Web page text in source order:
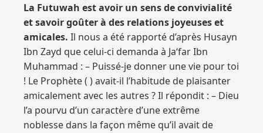
La Futuwah est avoir un sens de convivialité
et savoir goûter à des relations joyeuses et
amicales. Il nous a été rapporté d’après Husayn
Ibn Zayd que celui-ci demanda à Ja‘far Ibn
Muhammad : – Puissé-je donner une vie pour toi
! Le Prophète ( ) avait-il l’habitude de plaisanter
amicalement avec les autres ? Il répondit : – Dieu
l’a pourvu d’un caractère d’une extrême
noblesse dans la façon même qu’il avait de